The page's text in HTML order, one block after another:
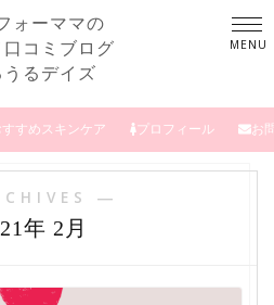
ォーママの
口コミブログ
うるデイズ
すすめスキンケア プロフィール お
―
年 2月